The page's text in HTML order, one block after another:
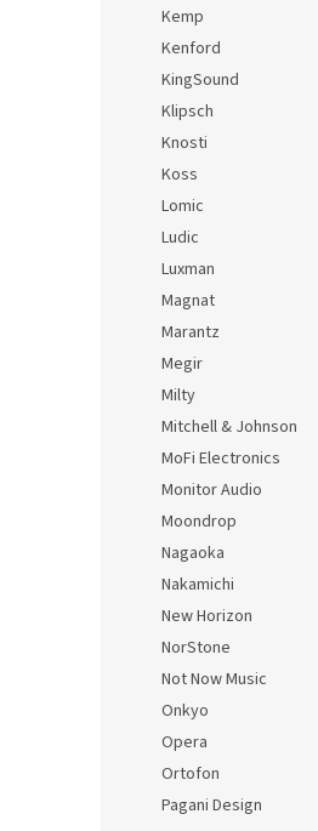
Kemp
Kenford
KingSound
Klipsch
Knosti
Koss
Lomic
Ludic
Luxman
Magnat
Marantz
Megir
Milty
Mitchell & Johnson
MoFi Electronics
Monitor Audio
Moondrop
Nagaoka
Nakamichi
New Horizon
NorStone
Not Now Music
Onkyo
Opera
Ortofon
Pagani Design